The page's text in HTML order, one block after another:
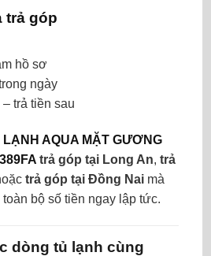
trả góp
hồ sơ
ngày
trả tiền sau
LẠNH AQUA MẶT GƯƠNG
trả góp tại Long An, trả
trả góp tại Đồng Nai mà
bộ số tiền ngay lập tức.
dòng tủ lạnh cùng